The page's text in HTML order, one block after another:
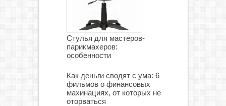
Стулья для мастеров-
парикмахеров:
особенности
Как деньги сводят с ума: 6
фильмов о финансовых
махинациях, от которых не
оторваться